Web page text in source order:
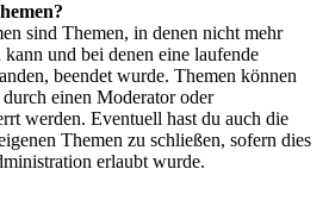
sind Themen, in denen nicht mehr
und bei denen eine laufende
beendet wurde. Themen können
einen Moderator oder
werden. Eventuell hast du auch die
Themen zu schließen, sofern dies
erlaubt wurde.